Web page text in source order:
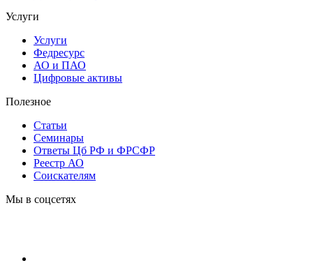
Услуги
Услуги
Федресурс
АО и ПАО
Цифровые активы
Полезное
Статьи
Cеминары
Ответы Цб РФ и ФРСФР
Реестр АО
Соискателям
Мы в соцсетях